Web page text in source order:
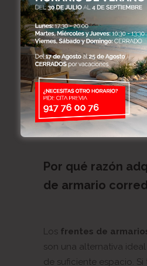
Tanto la fabricación
los armarioscorre al
profesionales del
dilatada experiencia de
nos permite conseguir
resultados en nuestras
Por qué razón
de armario
Los frentes de
son una alternativa
de suficiente espacio. Si